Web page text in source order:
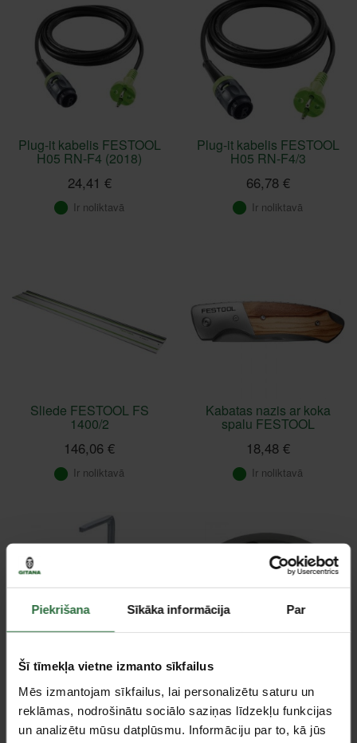
Piekrišana Sīkāka informācija Par
Šī tīmekļa vietne izmanto sīkfailus
Mēs izmantojam sīkfailus, lai personalizētu saturu un
reklāmas, nodrošinātu sociālo saziņas līdzekļu funkcijas
un analizētu mūsu datplūsmu. Informāciju par to, kā jūs
Plug-it kabelis FESTOOL
H05 RN-F4 (2018)
24,41 €
Ir noliktavā
Plug-it kabelis FESTOOL
H05 RN-F4/3
66,78 €
Ir noliktavā
Sliede FESTOOL FS
1400/2
146,06 €
Ir noliktavā
Kabatas nazis ar koka
spalu FESTOOL
18,48 €
Ir noliktavā
Ātras fiksācijas spīles
FESTOOL FS-HZ 160
83,18 €
Ir noliktavā
pamatne FESTOOL ST-
STF D125/8 FX-W-HT
45,81 €